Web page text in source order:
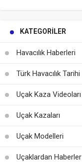
KATEGORILER
Havacılık Haberleri
Türk Havacılık Tarihi
Uçak Kaza Videoları
Uçak Kazaları
Uçak Modelleri
Uçaklardan Haberler